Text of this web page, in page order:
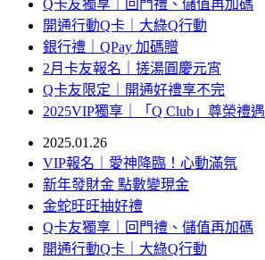
Q卡友獨享｜回門禮、儲值再加碼
開通行動Q卡｜大綠Q行動
銀行禮｜QPay 加碼贈
2月卡友報名｜搓湯圓慶元宵
Q卡友限定｜開通好禮享不完
2025VIP獨享｜「Q Club」尊榮禮遇
2025.01.26
VIP報名｜愛神降臨！心動滿氛
新年發財金 點數變現金
金蛇旺旺抽好禮
Q卡友獨享｜回門禮、儲值再加碼
開通行動Q卡｜大綠Q行動